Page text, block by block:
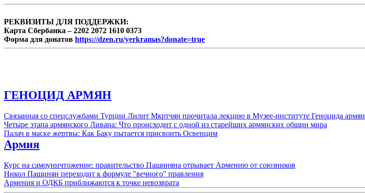
РЕКВИЗИТЫ ДЛЯ ПОДДЕРЖКИ:
Карта Сбербанка – 2202 2072 1610 0373
Форма для донатов https://dzen.ru/yerkramas?donate=true
ГЕНОЦИД АРМЯН
Связанная со спецслужбами Турции Лилит Мкртчян прочитала лекцию в Музее-институте Геноцида армян
Четыре этапа армянского Ливана: Что происходит с одной из старейших армянских общин мира
Палач в маске жертвы: Как Баку пытается присвоить Освенцим
Армия
Курс на самоуничтожение: правительство Пашиняна отрывает Армению от союзников
Никол Пашинян переходит к формуле "вечного" правления
Армения и ОДКБ приближаются к точке невозврата